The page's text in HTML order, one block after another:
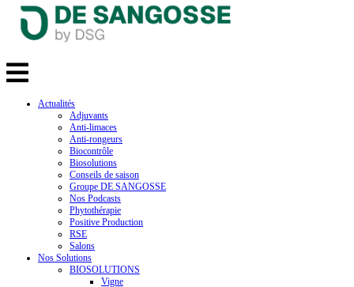
Actualités
Adjuvants
Anti-limaces
Anti-rongeurs
Biocontrôle
Biosolutions
Conseils de saison
Groupe DE SANGOSSE
Nos Podcasts
Phytothérapie
Positive Production
RSE
Salons
Nos Solutions
BIOSOLUTIONS
Vigne